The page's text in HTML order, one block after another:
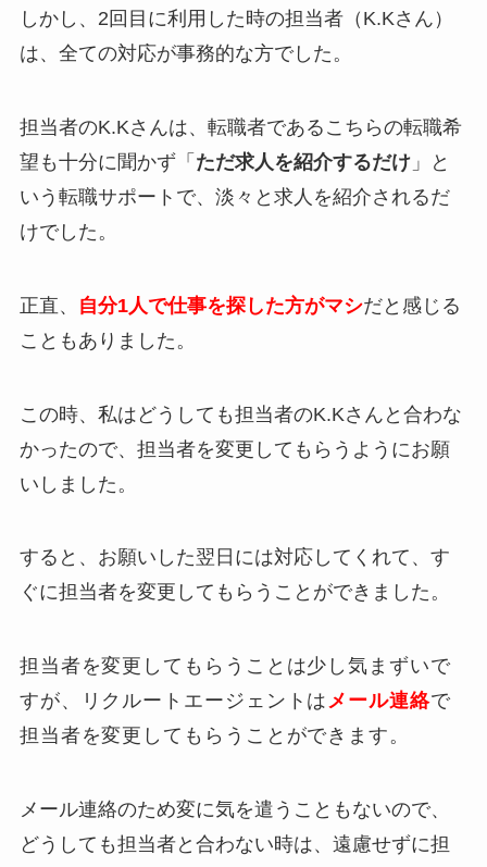
しかし、2回目に利用した時の担当者（K.Kさん）
は、 全ての対応が事務的な方でした。
担当者のK.Kさんは、転職者であるこちらの転職希
望も十分に聞かず「 ただ求人を紹介するだけ」と
いう転職サポートで、淡々と求人を紹介されるだ
けでした。
正直、 自分1人で仕事を探した方がマシだと感じる
こともありました。
この時、私はどうしても担当者のK.Kさんと合わな
かったので、担当者を変更してもらうようにお願
いしました。
すると、お願いした翌日には対応してくれて、 す
ぐに担当者を変更してもらうことができました。
担当者を変更してもらうことは少し気まずいで
すが、リクルートエージェントはメール連絡で
担当者を変更してもらうことができます。
メール連絡のため変に気を遣うこともないので、
どうしても担当者と合わない時は、遠慮せずに担